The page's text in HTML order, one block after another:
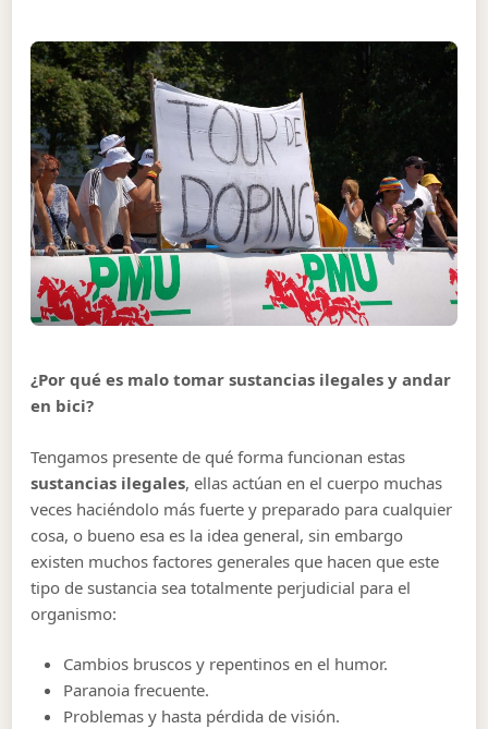
¿Por qué es malo tomar sustancias ilegales y andar
en bici?
Tengamos presente de qué forma funcionan estas
sustancias ilegales, ellas actúan en el cuerpo muchas
veces haciéndolo más fuerte y preparado para cualquier
cosa, o bueno esa es la idea general, sin embargo
existen muchos factores generales que hacen que este
tipo de sustancia sea totalmente perjudicial para el
organismo:
Cambios bruscos y repentinos en el humor.
Paranoia frecuente.
Problemas y hasta pérdida de visión.